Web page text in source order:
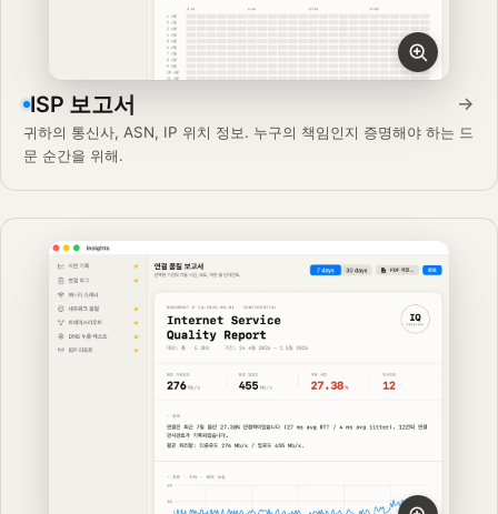
ISP 보고서 →
귀하의 통신사, ASN, IP 위치 정보. 누구의 책임인지 증명해야 하는 드
문 순간을 위해.